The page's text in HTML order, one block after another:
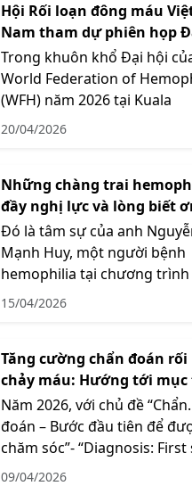
Hội Rối loạn đông máu
Nam tham dự phiên họp
Hội đồng WFH 2026 tại
Malaysia
Trong khuôn khổ Đại hội
World Federation of
(WFH) năm 2026 tại Kuala
Lumpur, Malay...
20/04/2026
Những chàng trai
đầy nghị lực và lòng biết
Đó là tâm sự của anh
Mạnh Huy, một người bệnh
hemophilia tại chương
tạo, tư vấn ...
15/04/2026
Tăng cường chẩn đoán rối
chảy máu: Hướng tới
điều trị cho tất cả
Năm 2026, với chủ đề “Chẩn
đoán – Bước đầu tiên để
chăm sóc”- “Diagnosis: First
to care...
09/04/2026